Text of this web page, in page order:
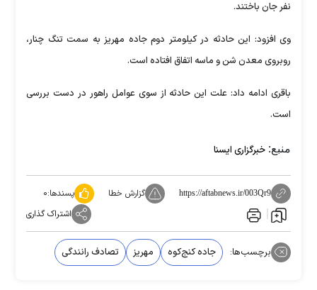
نفر جان باختند.
وی افزود: این حادثه در کیلومتر دوم جاده مهریز به سمت تنگ چنار،
روبروی معدن شن و ماسه اتفاق افتاده است.
باقری ادامه داد: علت این حادثه از سوی عوامل راهور در دست بررسی
است.
منبع: خبرگزاری ایسنا
https://aftabnews.ir/003Qr9 گزارش خطا پسندها:۰
اشتراک گذاری
برچسب‌ها: جاده کنج‌کوه مهریز تصادف رانندگی